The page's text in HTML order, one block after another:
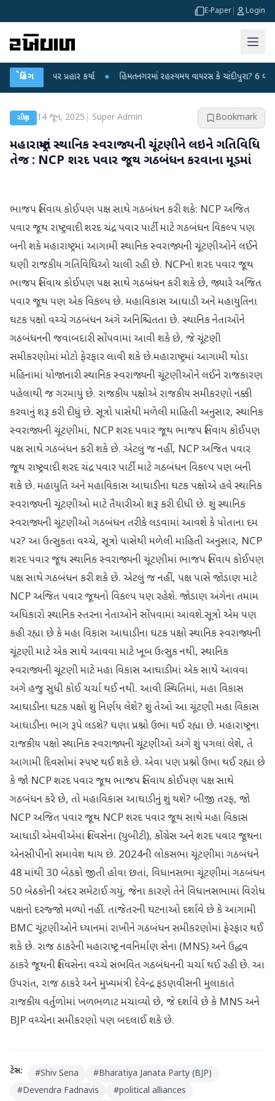
E-Paper Login
બ્રેકિંગ
પર પ્રહાર કર્યા ● હિંમતનગરમાં રહસ્યમય વાયરસ કે ચાંદીપુરા? 6 બાળકોના
રાષ્ટ્રીય 14 જૂન, 2025 Super Admin Bookmark
મહારાષ્ટ્રમાં સ્થાનિક સ્વરાજ્યની ચૂંટણીને લઇને ગતિવિધિ
તેજ : NCP શરદ પવાર જૂથ ગઠબંધન કરવાના મૂડમાં
ભાજપ સિવાય કોઈપણ પક્ષ સાથે ગઠબંધન કરી શકે: NCP અજિત
પવાર જૂથ રાષ્ટ્રવાદી શરદ ચંદ્ર પવાર પાર્ટી માટે ગઠબંધન વિકલ્પ પણ
બની શકે મહારાષ્ટ્રમાં આગામી સ્થાનિક સ્વરાજ્યની ચૂંટણીઓને લઈને
ઘણી રાજકીય ગતિવિધિઓ ચાલી રહી છે. NCPનો શરદ પવાર જૂથ
ભાજપ સિવાય કોઈપણ પક્ષ સાથે ગઠબંધન કરી શકે છે, જ્યારે અજિત
પવાર જૂથ પણ એક વિકલ્પ છે. મહાવિકાસ આઘાડી અને મહાયુતિના
ઘટક પક્ષો વચ્ચે ગઠબંધન અંગે અનિશ્ચિતતા છે. સ્થાનિક નેતાઓને
ગઠબંધનની જવાબદારી સોંપવામાં આવી શકે છે, જે ચૂંટણી
સમીકરણોમાં મોટો ફેરફાર લાવી શકે છે.મહારાષ્ટ્રમાં આગામી થોડા
મહિનામાં યોજાનારી સ્થાનિક સ્વરાજ્યની ચૂંટણીઓને લઈને રાજકારણ
પહેલાથી જ ગરમાયું છે. રાજકીય પક્ષોએ રાજકીય સમીકરણો નક્કી
કરવાનું શરૂ કરી દીધું છે. સૂત્રો પાસેથી મળેલી માહિતી અનુસાર, સ્થાનિક
સ્વરાજ્યની ચૂંટણીમાં, NCP શરદ પવાર જૂથ ભાજપ સિવાય કોઈપણ
પક્ષ સાથે ગઠબંધન કરી શકે છે. એટલું જ નહીં, NCP અજિત પવાર
જૂથ રાષ્ટ્રવાદી શરદ ચંદ્ર પવાર પાર્ટી માટે ગઠબંધન વિકલ્પ પણ બની
શકે છે. મહાયુતિ અને મહાવિકાસ આઘાડીના ઘટક પક્ષોએ હવે સ્થાનિક
સ્વરાજ્યની ચૂંટણીઓ માટે તૈયારીઓ શરૂ કરી દીધી છે. શું સ્થાનિક
સ્વરાજ્યની ચૂંટણીઓ ગઠબંધન તરીકે લડવામાં આવશે કે પોતાના દમ
પર? આ ઉત્સુકતા વચ્ચે, સૂત્રો પાસેથી મળેલી માહિતી અનુસાર, NCP
શરદ પવાર જૂથ સ્થાનિક સ્વરાજ્યની ચૂંટણીમાં ભાજપ સિવાય કોઈપણ
પક્ષ સાથે ગઠબંધન કરી શકે છે. એટલું જ નહીં, પક્ષ પાસે જોડાણ માટે
NCP અજિત પવાર જૂથનો વિકલ્પ પણ રહેશે. જોડાણ અંગેના તમામ
અધિકારો સ્થાનિક સ્તરના નેતાઓને સોંપવામાં આવશે.સૂત્રો એમ પણ
કહી રહ્યા છે કે મહા વિકાસ આઘાડીના ઘટક પક્ષો સ્થાનિક સ્વરાજ્યની
ચૂંટણી માટે એક સાથે આવવા માટે ખૂબ ઉત્સુક નથી, સ્થાનિક
સ્વરાજ્યની ચૂંટણી માટે મહા વિકાસ આઘાડીમાં એક સાથે આવવા
અંગે હજુ સુધી કોઈ ચર્ચા થઈ નથી. આવી સ્થિતિમાં, મહા વિકાસ
આઘાડીના ઘટક પક્ષો શું નિર્ણય લેશે? શું તેઓ આ ચૂંટણી મહા વિકાસ
આઘાડીના ભાગ રૂપે લડશે? ઘણા પ્રશ્નો ઉભા થઈ રહ્યા છે. મહારાષ્ટ્રના
રાજકીય પક્ષો સ્થાનિક સ્વરાજ્યની ચૂંટણીઓ અંગે શું પગલાં લેશે, તે
આગામી દિવસોમાં સ્પષ્ટ થઈ શકે છે. એવા પણ પ્રશ્નો ઉભા થઈ રહ્યા છે
કે જો NCP શરદ પવાર જૂથ ભાજપ સિવાય કોઈપણ પક્ષ સાથે
ગઠબંધન કરે છે, તો મહાવિકાસ આઘાડીનું શું થશે? બીજી તરફ, જો
NCP અજિત પવાર જૂથ NCP શરદ પવાર જૂથ સાથે મહા વિકાસ
આઘાડી એમવીએમાં શિવસેના (યુબીટી), કોંગ્રેસ અને શરદ પવાર જૂથના
એનસીપીનો સમાવેશ થાય છે. 2024ની લોકસભા ચૂંટણીમાં ગઠબંધને
48 માંથી 30 બેઠકો જીતી હોવા છતાં, વિધાનસભા ચૂંટણીમાં ગઠબંધન
50 બેઠકોની અંદર સમેટાઈ ગયું, જેના કારણે તેને વિધાનસભામાં વિરોધ
પક્ષનો દરજ્જો મળ્યો નહીં. તાજેતરની ઘટનાઓ દર્શાવે છે કે આગામી
BMC ચૂંટણીઓને ધ્યાનમાં રાખીને ગઠબંધન સમીકરણોમાં ફેરફાર થઈ
શકે છે. રાજ ઠાકરેની મહારાષ્ટ્ર નવનિર્માણ સેના (MNS) અને ઉદ્ધવ
ઠાકરે જૂથની શિવસેના વચ્ચે સંભવિત ગઠબંધનની ચર્ચા થઈ રહી છે. આ
ઉપરાંત, રાજ ઠાકરે અને મુખ્યમંત્રી દેવેન્દ્ર ફડણવીસની મુલાકાતે
રાજકીય વર્તુળોમાં ખળભળાટ મચાવ્યો છે, જે દર્શાવે છે કે MNS અને
BJP વચ્ચેના સમીકરણો પણ બદલાઈ શકે છે.
ટેગ્સ: #Shiv Sena #Bharatiya Janata Party (BJP)
#Devendra Fadnavis #political alliances